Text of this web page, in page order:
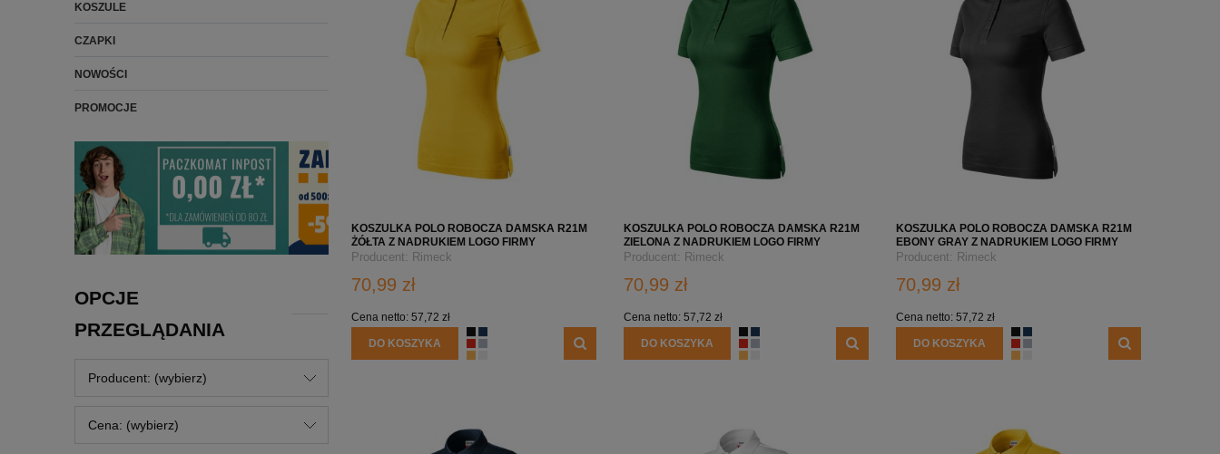
KOSZULE
CZAPKI
NOWOŚCI
PROMOCJE
OPCJE
PRZEGLĄDANIA
Producent: (wybierz)
Cena: (wybierz)
KOSZULKA POLO ROBOCZA DAMSKA R21M
ŻÓŁTA Z NADRUKIEM LOGO FIRMY
Producent: Rimeck
70,99 zł
Cena netto: 57,72 zł
DO KOSZYKA
KOSZULKA POLO ROBOCZA DAMSKA R21M
ZIELONA Z NADRUKIEM LOGO FIRMY
Producent: Rimeck
70,99 zł
Cena netto: 57,72 zł
DO KOSZYKA
KOSZULKA POLO ROBOCZA DAMSKA R21M
EBONY GRAY Z NADRUKIEM LOGO FIRMY
Producent: Rimeck
70,99 zł
Cena netto: 57,72 zł
DO KOSZYKA